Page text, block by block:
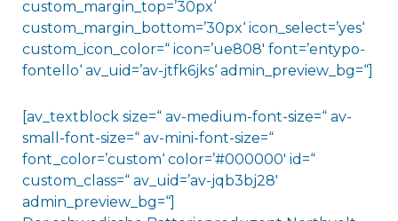
custom_margin_top=’30px‘
custom_margin_bottom=’30px‘ icon_select=’yes‘
custom_icon_color=“ icon=’ue808′ font=’entypo-
fontello‘ av_uid=’av-jtfk6jks‘ admin_preview_bg=“]
[av_textblock size=“ av-medium-font-size=“ av-
small-font-size=“ av-mini-font-size=“
font_color=’custom‘ color=’#000000′ id=“
custom_class=“ av_uid=’av-jqb3bj28′
admin_preview_bg=“]